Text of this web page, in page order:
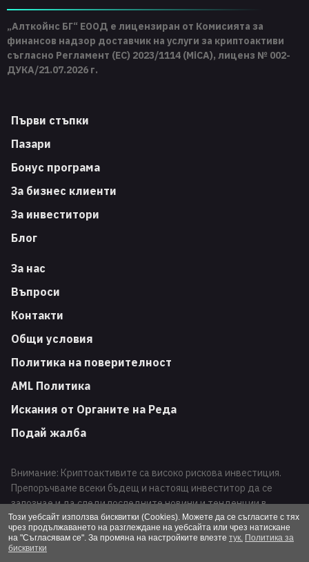
„Алткойнс БГ“ ЕООД е лицензиран от Комисията за
финансов надзор доставчик на услуги за криптоактиви
съгласно Регламент (ЕС) 2023/1114 (MiCA), лиценз № 002-
ДУКА/21.07.2026 г.
Първи стъпки
Пазари
Бонус програма
За бизнес клиенти
За инвеститори
Блог
За нас
Въпроси
Контакти
Общи условия
Политика на поверителност
AML Политика
Искания от Органите на Реда
Подай жалба
Внимание: Криптоактивите са високо рискова инвестиция.
Препоръчваме всеки бъдещ и настоящ инвеститор да се
запознае и да следи последните новини и тенденции в
развитието на този вид финансови инструменти. Търговията
с криптоактиви може да доведе до загуба на Вашата
инвестиция.
Този уебсайт използва бисквитки (Cookies). Можете да се съгласите с тях
чрез продължаването на разглеждане на уебсайта или чрез натискане
на "Съгласявам се". За промяна на настройките влезте тук. Политика за
бисквитки